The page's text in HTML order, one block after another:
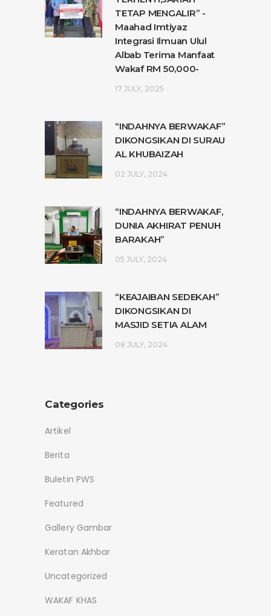
TETAP MENGALIR” -
Maahad Imtiyaz
Integrasi Ilmuan Ulul
Albab Terima Manfaat
Wakaf RM 50,000-
17 JULY, 2025
“INDAHNYA BERWAKAF”
DIKONGSIKAN DI SURAU
AL KHUBAIZAH
02 JULY, 2024
“INDAHNYA BERWAKAF,
DUNIA AKHIRAT PENUH
BARAKAH”
05 JULY, 2024
“KEAJAIBAN SEDEKAH”
DIKONGSIKAN DI
MASJID SETIA ALAM
08 JULY, 2024
Categories
Artikel
Berita
Buletin PWS
Featured
Gallery Gambar
Keratan Akhbar
Uncategorized
WAKAF KHAS